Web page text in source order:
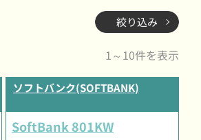
絞り込み
1～10件を表示
ソフトバンク(SOFTBANK)
SoftBank 801KW